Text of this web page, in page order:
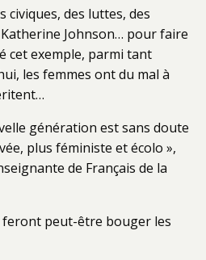
civiques, des luttes, des
Johnson… pour faire
cet exemple, parmi tant
les femmes ont du mal à
génération est sans doute
plus féministe et écolo »,
de Français de la
feront peut-être bouger les